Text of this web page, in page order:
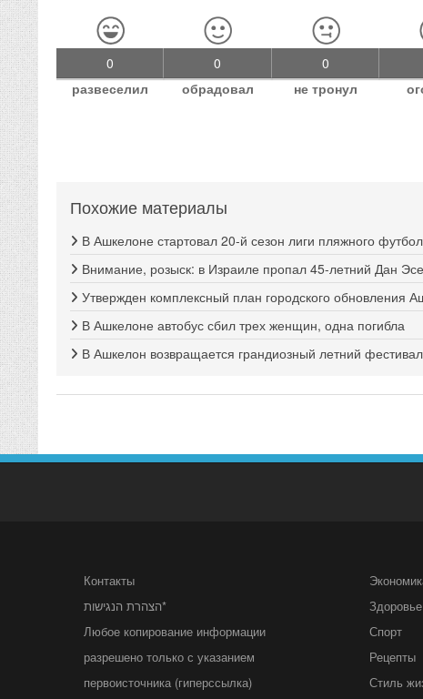
0
развеселил
0
обрадовал
0
не тронул
Похожие материалы
В Ашкелоне стартовал 20-й сезон лиги пляжного
Внимание, розыск: в Израиле пропал 45-летний Дан
Утвержден комплексный план городского обновления
В Ашкелоне автобус сбил трех женщин, одна погибла
В Ашкелон возвращается грандиозный летний
Контакты
הצהרת הנגישות*
Любое копирование информации
разрешено только с указанием
первоисточника (гиперссылка)
Здоровье
Спорт
Рецепты
Стиль